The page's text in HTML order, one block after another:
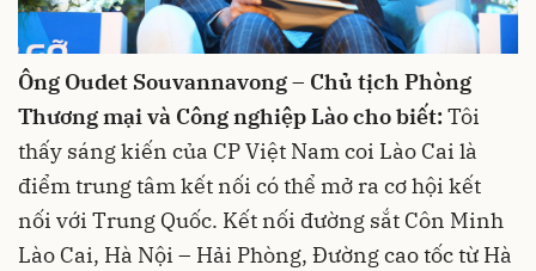
Ông Oudet Souvannavong – Chủ tịch Phòng
Thương mại và Công nghiệp Lào cho biết:Tôi
thấy sáng kiến của CP Việt Nam coi Lào Cai là
điểm trung tâm kết nối có thể mở ra cơ hội kết
nối với Trung Quốc. Kết nối đường sắt Côn Minh
Lào Cai, Hà Nội – Hải Phòng, Đường cao tốc từ Hà